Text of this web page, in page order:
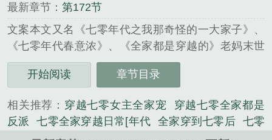
最新章节： 第172节
文案本文又名《七零年代之我那奇怪的一大家子》、
《七零年代春意浓》、《全家都是穿越的》老妈末世
女，老爸星际男，大哥是药修，小弟精灵族，穿越之
前的身份一个个都不简单。只有李意浓，不过是一.....
类小说。
开始阅读 章节目录
相关推荐： 穿越七零女主全家宠
穿越七零全家都是
反派
七零全家穿越日常[年代 全家穿到七零后
七零